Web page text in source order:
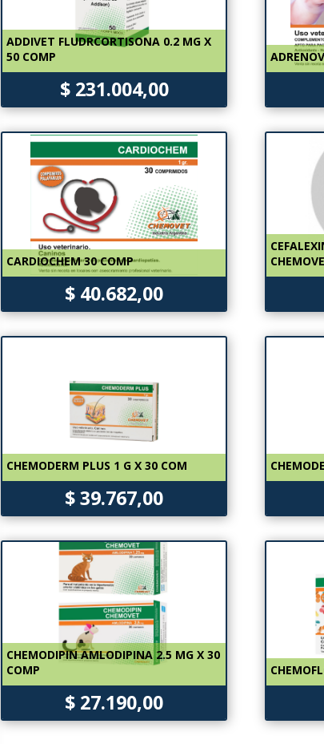
ADDIVET FLUDRCORTISONA 0.2 MG X
50 COMP
$ 231.004,00
CARDIOCHEM 30 COMP
$ 40.682,00
CHEMODERM PLUS 1 G X 30 COM
$ 39.767,00
CHEMODIPIN AMLODIPINA 2.5 MG X 30
COMP
$ 27.190,00